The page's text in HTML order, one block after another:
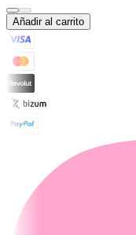
Añadir al carrito